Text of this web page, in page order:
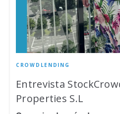
CROWDLENDING
Entrevista
Properties S.L